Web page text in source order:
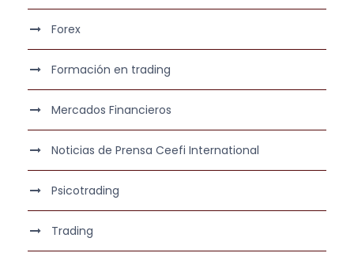
Forex
Formación en trading
Mercados Financieros
Noticias de Prensa Ceefi International
Psicotrading
Trading